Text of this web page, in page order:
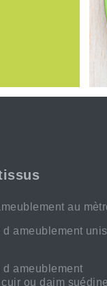
au
d ameublement
d ameublement
ou daim suédine